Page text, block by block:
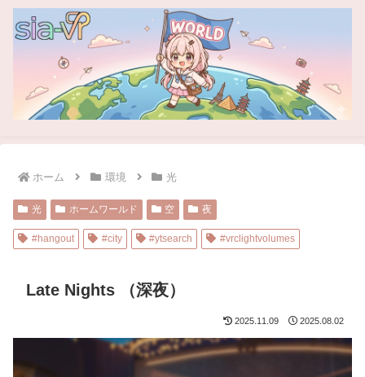
ホーム 環境 光
光 ホームワールド 空 夜
#hangout #city #ytsearch #vrclightvolumes
Late Nights （深夜）
2025.11.09 2025.08.02